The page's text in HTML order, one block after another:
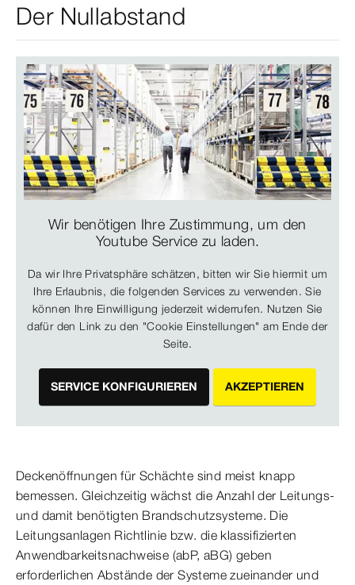
Der Nullabstand
Wir benötigen Ihre Zustimmung, um den
Youtube Service zu laden.
Da wir Ihre Privatsphäre schätzen, bitten wir Sie hiermit um
Ihre Erlaubnis, die folgenden Services zu verwenden. Sie
können Ihre Einwilligung jederzeit widerrufen. Nutzen Sie
dafür den Link zu den "Cookie Einstellungen" am Ende der
Seite.
SERVICE KONFIGURIEREN AKZEPTIEREN
Deckenöffnungen für Schächte sind meist knapp
bemessen. Gleichzeitig wächst die Anzahl der Leitungs-
und damit benötigten Brandschutzsysteme. Die
Leitungsanlagen Richtlinie bzw. die klassifizierten
Anwendbarkeitsnachweise (abP, aBG) geben
erforderlichen Abstände der Systeme zueinander und